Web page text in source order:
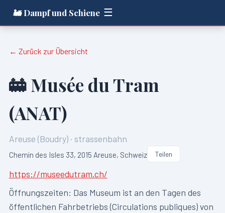
🚂 Dampf und Schiene ☰
← Zurück zur Übersicht
🚋 Musée du Tram
(ANAT)
Areuse (Boudry)· strassenbahn
Chemin des Isles 33, 2015 Areuse, Schweiz Teilen
https://museedutram.ch/
Öffnungszeiten: Das Museum ist an den Tagen des
öffentlichen Fahrbetriebs (Circulations publiques) von